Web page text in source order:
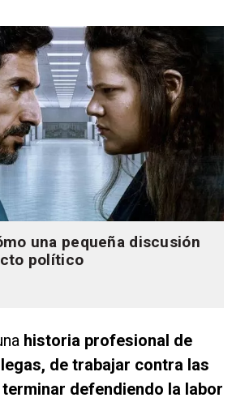
una pequeña discusión
político
historia profesional de
de trabajar contra las
defendiendo la labor